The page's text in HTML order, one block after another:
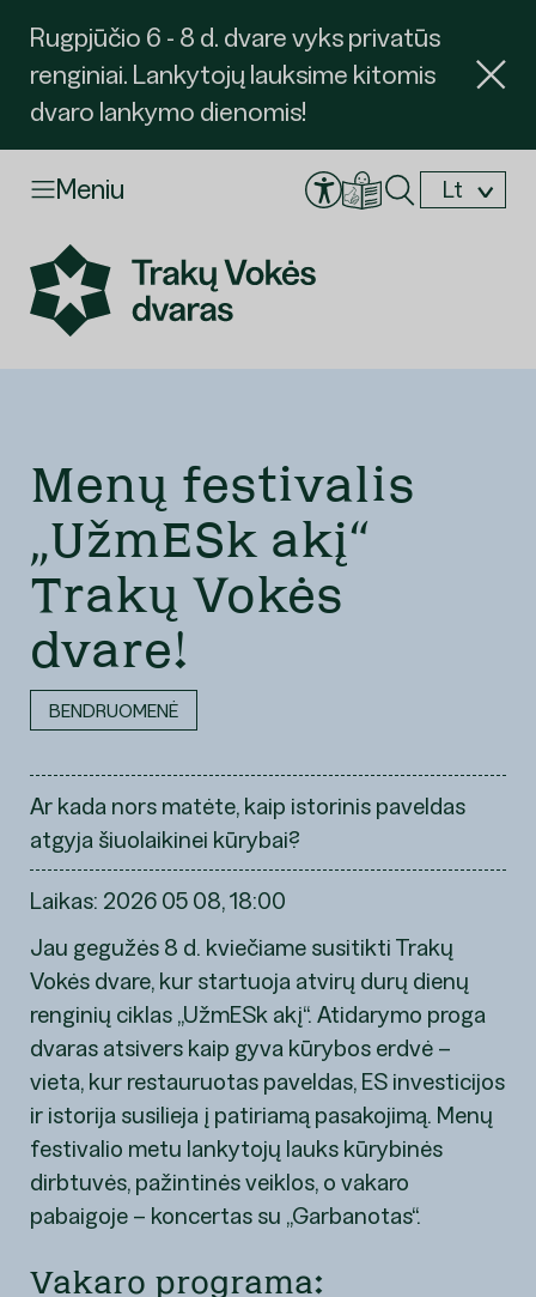
Rugpjūčio 6 - 8 d. dvare vyks privatūs
renginiai. Lankytojų lauksime kitomis
dvaro lankymo dienomis!
Meniu
Lt
Menų festivalis
„UžmESk akį“
Trakų Vokės
dvare!
BENDRUOMENĖ
Ar kada nors matėte, kaip istorinis paveldas
atgyja šiuolaikinei kūrybai?
Laikas: 2026 05 08, 18:00
Jau gegužės 8 d. kviečiame susitikti Trakų
Vokės dvare, kur startuoja atvirų durų dienų
renginių ciklas „UžmESk akį“. Atidarymo proga
dvaras atsivers kaip gyva kūrybos erdvė –
vieta, kur restauruotas paveldas, ES investicijos
ir istorija susilieja į patiriamą pasakojimą. Menų
festivalio metu lankytojų lauks kūrybinės
dirbtuvės, pažintinės veiklos, o vakaro
pabaigoje – koncertas su „Garbanotas“.
Vakaro programa:
Užsakyti